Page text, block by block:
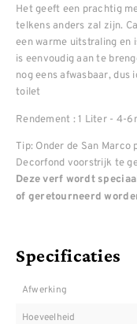
Het geeft een prachtig
telkens anders zal zijn.
een warme uitstraling en
is eenvoudig aan te
nog eens afwasbaar, dus
toilet
Rendement : 1 Liter - 4-
Tip: Onder de San
Decorfond voorstrijk te
Deze verf wordt
of geretourneerd
Specificaties
Afwerking
Hoeveelheid